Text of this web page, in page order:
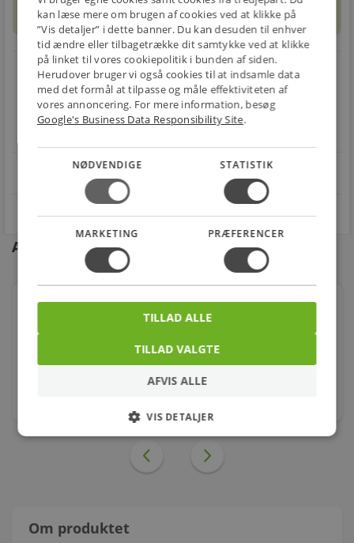
sell Prismatchinfo
E-MÆRKET
Handle trygt hos
os
local_shipping
BILLIG
FRAGT
restart_alt
30 DAGES
4.1 på Trustpilot 11,691 anmeldelser
Andre kunder købte også
Sirius 50902 - 2-Vejs Splitter Top-Line 30cm, Sort
52,00 kr.
Om produktet
kan læse mere om brugen af cookies ved at klikke på
”Vis detaljer” i dette banner. Du kan desuden til enhver
tid ændre eller tilbagetrække dit samtykke ved at klikke
på linket til vores cookiepolitik i bunden af siden.
Herudover bruger vi også cookies til at indsamle data
med det formål at tilpasse og måle effektiviteten af
vores annoncering. For mere information, besøg
Google's Business Data Responsibility Site.
NØDVENDIGE STATISTIK
MARKETING PRÆFERENCER
TILLAD VALGTE
TILLAD ALLE
AFVIS ALLE
VIS DETALJER